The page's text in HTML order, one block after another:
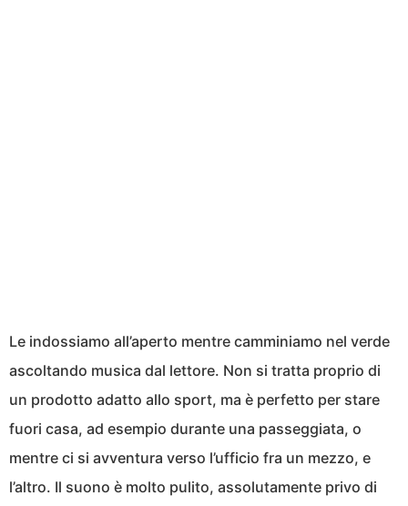
Le indossiamo all’aperto mentre camminiamo nel verde
ascoltando musica dal lettore. Non si tratta proprio di
un prodotto adatto allo sport, ma è perfetto per stare
fuori casa, ad esempio durante una passeggiata, o
mentre ci si avventura verso l’ufficio fra un mezzo, e
l’altro. Il suono è molto pulito, assolutamente privo di